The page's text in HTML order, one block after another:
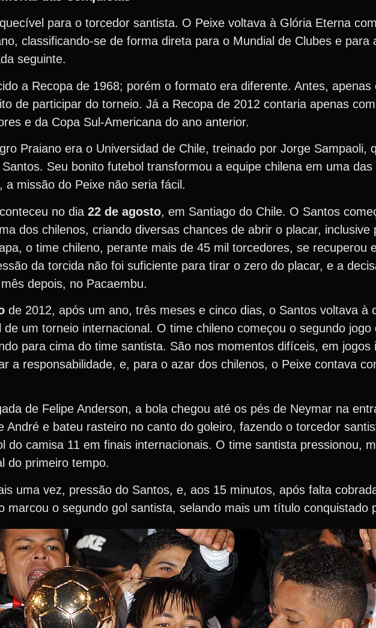
para o torcedor santista. O Peixe voltava à Glória Eterna
classificando-se de forma direta para o Mundial de Clubes e para
seguinte.
a Recopa de 1968; porém o formato era diferente. Antes, apenas
de participar do torneio. Já a Recopa de 2012 contaria apenas
e da Copa Sul-Americana do ano anterior.
Praiano era o Universidad de Chile, treinado por Jorge Sampaoli,
Seu bonito futebol transformou a equipe chilena em uma
a missão do Peixe não seria fácil.
no dia 22 de agosto, em Santiago do Chile. O Santos
dos chilenos, criando diversas chances de abrir o placar, inclusive
o time chileno, perante mais de 45 mil torcedores, se recuperou
da torcida não foi suficiente para tirar o zero do placar, e a
depois, no Pacaembu.
de 2012, após um ano, três meses e cinco dias, o Santos voltava à
um torneio internacional. O time chileno começou o segundo jogo
para cima do time santista. São nos momentos difíceis, em jogos
a responsabilidade, e, para o azar dos chilenos, o Peixe contava
de Felipe Anderson, a bola chegou até os pés de Neymar na
André e bateu rasteiro no canto do goleiro, fazendo o torcedor
do camisa 11 em finais internacionais. O time santista pressionou,
do primeiro tempo.
uma vez, pressão do Santos, e, aos 15 minutos, após falta
marcou o segundo gol santista, selando mais um título conquistado